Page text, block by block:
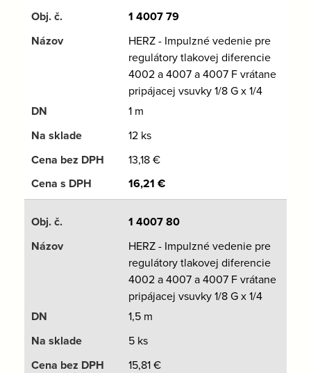
1 4007 79
HERZ - Impulzné vedenie pre
regulátory tlakovej diferencie
4002 a 4007 a 4007 F vrátane
pripájacej vsuvky 1/8 G x 1/4
1 m
12 ks
13,18€
16,21 €
1 4007 80
HERZ - Impulzné vedenie pre
regulátory tlakovej diferencie
4002 a 4007 a 4007 F vrátane
pripájacej vsuvky 1/8 G x 1/4
1,5 m
5 ks
15,81€